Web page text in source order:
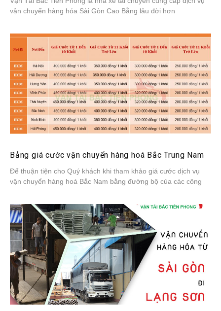
vận chuyển hàng hóa Sài Gòn Cao Bằng lâu đời hơn
Bảng giá cước vận chuyển hàng hoá Bắc Trung Nam
Để thuận tiện cho Quý khách khi tham khảo giá cước dịch vụ
vận chuyển hàng hoá Bắc Nam bằng đường bộ của các công